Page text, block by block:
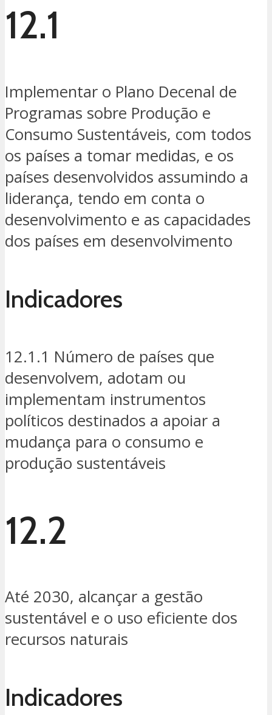
12.1
Implementar o Plano Decenal de
Programas sobre Produção e
Consumo Sustentáveis, com todos
os países a tomar medidas, e os
países desenvolvidos assumindo a
liderança, tendo em conta o
desenvolvimento e as capacidades
dos países em desenvolvimento
Indicadores
12.1.1 Número de países que
desenvolvem, adotam ou
implementam instrumentos
políticos destinados a apoiar a
mudança para o consumo e
produção sustentáveis
12.2
Até 2030, alcançar a gestão
sustentável e o uso eficiente dos
recursos naturais
Indicadores